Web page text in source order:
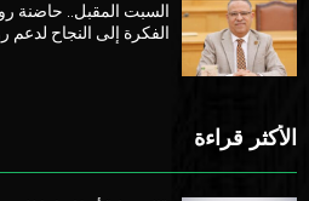
السبت المقبل.. حاضنة
الفكرة إلى النجاح لدعم
الأكثر قراءة